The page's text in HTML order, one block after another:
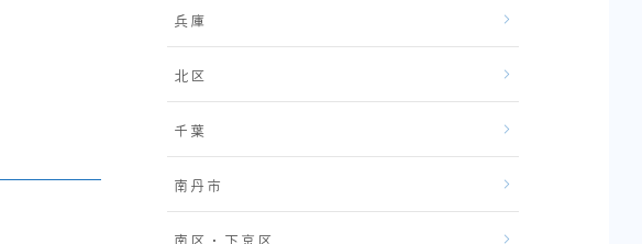
兵庫
北区
千葉
南丹市
南区・下京区